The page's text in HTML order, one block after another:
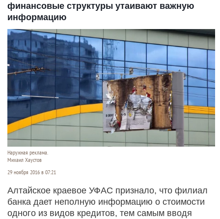
финансовые структуры утаивают важную
информацию
Наружная реклама.
Михаил Хаустов
29 ноября 2016 в 07:21
Алтайское краевое УФАС признало, что филиал
банка дает неполную информацию о стоимости
одного из видов кредитов, тем самым вводя